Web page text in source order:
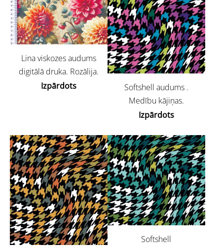
Lina viskozes audums
digitālā druka. Rozālija.
Izpārdots
Softshell audums .
Medību kājiņas.
Izpārdots
Softshell